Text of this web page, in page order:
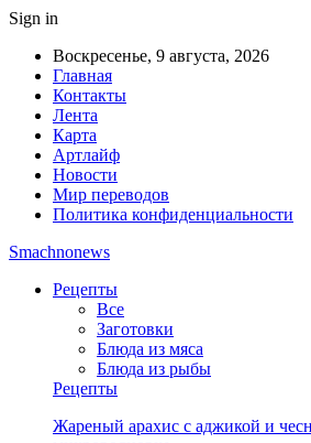
Sign in
Воскресенье, 9 августа, 2026
Главная
Контакты
Лента
Карта
Артлайф
Новости
Мир переводов
Политика конфиденциальности
Smachnonews
Рецепты
Все
Заготовки
Блюда из мяса
Блюда из рыбы
Рецепты
Жареный арахис с аджикой и